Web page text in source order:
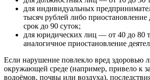
для индивидуальных
тысяч рублей либо приостановление
срок до 90 суток;
для юридических лиц — от 40 до 80
аналогичное приостановление
Если нарушение повлекло вред здоровью
окружающей среде (например, привело к
водоёмов, почвы или воздуха),